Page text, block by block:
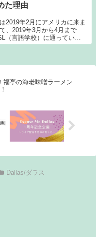
た理由
2019年2月にアメリカに来ま
、2019年3月から4月まで
（言語学校）に通っていま
が、わずか2か月で辞めてし
福亭の海老味噌ラーメン
Dallas/ダラス